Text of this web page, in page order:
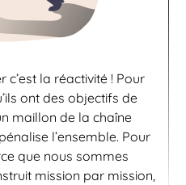
c’est la réactivité ! Pour
ont des objectifs de
maillon de la chaîne
l’ensemble. Pour
que nous sommes
mission par mission,